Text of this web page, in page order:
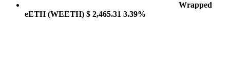
Wrapped
eETH(WEETH) $ 2,465.31 3.39%